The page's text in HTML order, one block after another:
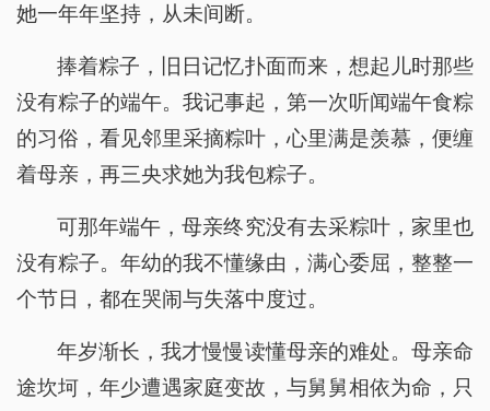
她一年年坚持，从未间断。
捧着粽子，旧日记忆扑面而来，想起儿时那些
没有粽子的端午。我记事起，第一次听闻端午食粽
的习俗，看见邻里采摘粽叶，心里满是羡慕，便缠
着母亲，再三央求她为我包粽子。
可那年端午，母亲终究没有去采粽叶，家里也
没有粽子。年幼的我不懂缘由，满心委屈，整整一
个节日，都在哭闹与失落中度过。
年岁渐长，我才慢慢读懂母亲的难处。母亲命
途坎坷，年少遭遇家庭变故，与舅舅相依为命，只